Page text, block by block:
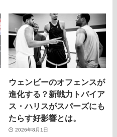
ウェンビーのオフェンスが
進化する？新戦力トバイア
ス・ハリスがスパーズにも
たらす好影響とは。
2026年8月1日